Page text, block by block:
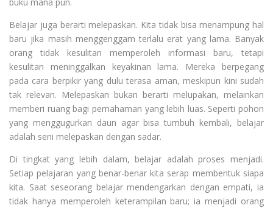
Belajar juga berarti melepaskan. Kita tidak bisa menampung hal
baru jika masih menggenggam terlalu erat yang lama. Banyak
orang tidak kesulitan memperoleh informasi baru, tetapi
kesulitan meninggalkan keyakinan lama. Mereka berpegang
pada cara berpikir yang dulu terasa aman, meskipun kini sudah
tak relevan. Melepaskan bukan berarti melupakan, melainkan
memberi ruang bagi pemahaman yang lebih luas. Seperti pohon
yang menggugurkan daun agar bisa tumbuh kembali, belajar
adalah seni melepaskan dengan sadar.
Di tingkat yang lebih dalam, belajar adalah proses menjadi.
Setiap pelajaran yang benar-benar kita serap membentuk siapa
kita. Saat seseorang belajar mendengarkan dengan empati, ia
tidak hanya memperoleh keterampilan baru; ia menjadi orang